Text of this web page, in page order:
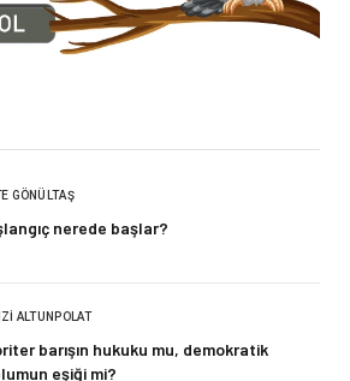
GÖNÜLTAŞ
nerede başlar?
ALTUNPOLAT
barışın hukuku mu, demokratik
eşiği mi?